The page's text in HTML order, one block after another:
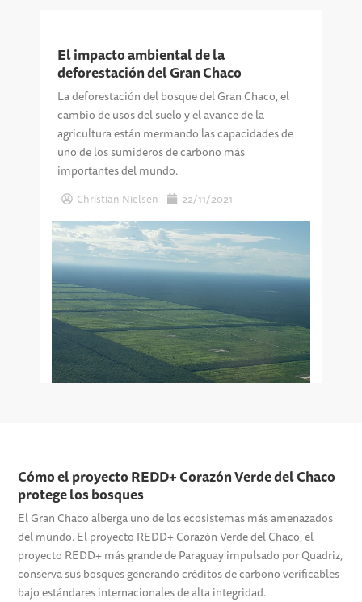
El impacto ambiental de la
deforestación del Gran Chaco
La deforestación del bosque del Gran Chaco, el
cambio de usos del suelo y el avance de la
agricultura están mermando las capacidades de
uno de los sumideros de carbono más
importantes del mundo.
Christian Nielsen 22/11/2021
Cómo el proyecto REDD+ Corazón Verde del Chaco
protege los bosques
El Gran Chaco alberga uno de los ecosistemas más amenazados
del mundo. El proyecto REDD+ Corazón Verde del Chaco, el
proyecto REDD+ más grande de Paraguay impulsado por Quadriz,
conserva sus bosques generando créditos de carbono verificables
bajo estándares internacionales de alta integridad.